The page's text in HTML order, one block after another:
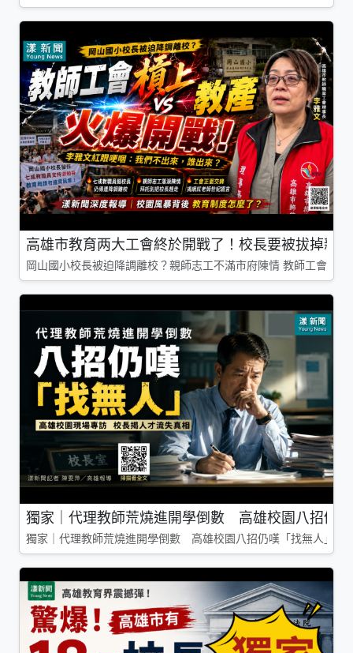
高雄市教育两大工會終於開戰了！校長要被拔掉親
岡山國小校長被迫降調離校？親師志工不滿市府陳情 教師工會槓
獨家｜代理教師荒燒進開學倒數 高雄校園八招仍
獨家｜代理教師荒燒進開學倒數 高雄校園八招仍嘆「找無人」